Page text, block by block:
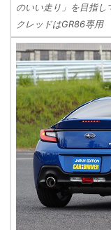
のいい走り」を目指
クレッドはGR86専用